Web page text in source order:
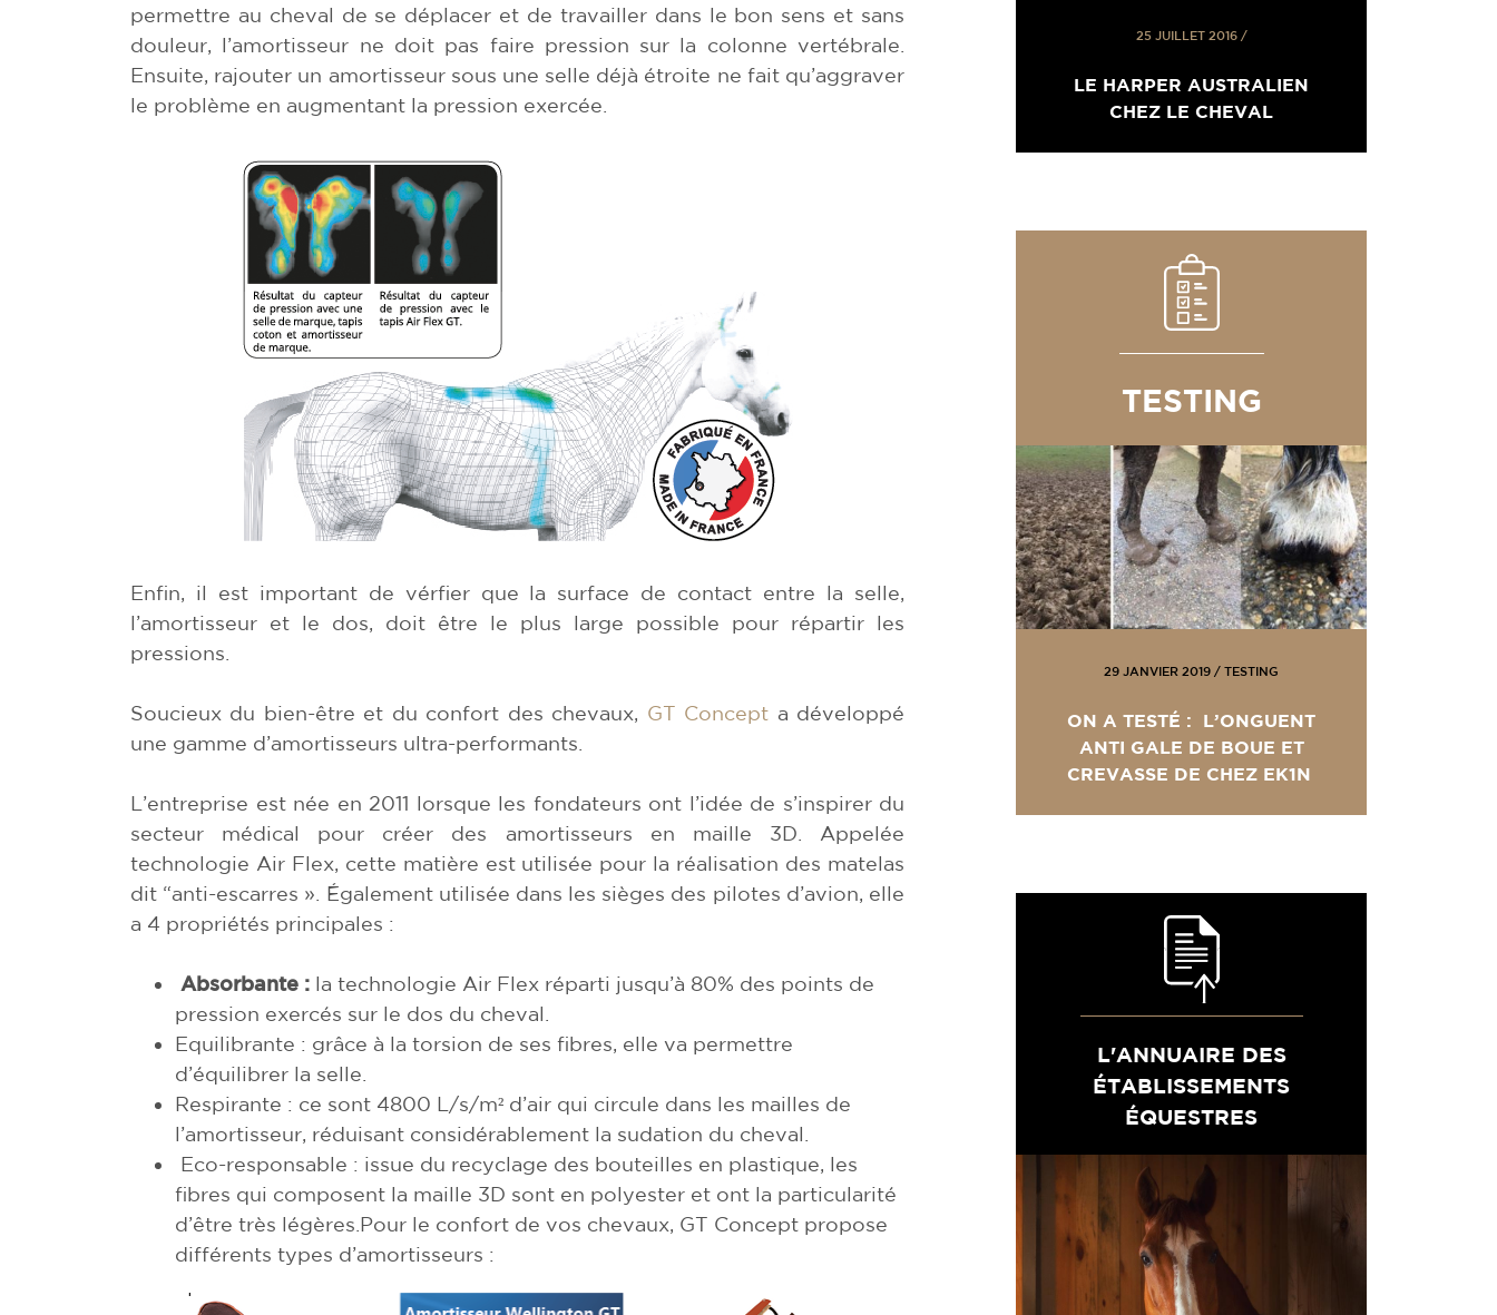
permettre au cheval de se déplacer et de travailler dans le bon sens et sans
douleur, l’amortisseur ne doit pas faire pression sur la colonne vertébrale.
Ensuite, rajouter un amortisseur sous une selle déjà étroite ne fait qu’aggraver
le problème en augmentant la pression exercée.
Enfin, il est important de vérfier que la surface de contact entre la selle,
l’amortisseur et le dos, doit être le plus large possible pour répartir les
pressions.
Soucieux du bien-être et du confort des chevaux, GT Concept a développé
une gamme d’amortisseurs ultra-performants.
L’entreprise est née en 2011 lorsque les fondateurs ont l’idée de s’inspirer du
secteur médical pour créer des amortisseurs en maille 3D. Appelée
technologie Air Flex, cette matière est utilisée pour la réalisation des matelas
dit “anti-escarres ». Également utilisée dans les sièges des pilotes d’avion, elle
a 4 propriétés principales :
Absorbante : la technologie Air Flex réparti jusqu’à 80% des points de
pression exercés sur le dos du cheval.
Equilibrante : grâce à la torsion de ses fibres, elle va permettre
d’équilibrer la selle.
Respirante : ce sont 4800 L/s/m² d’air qui circule dans les mailles de
l’amortisseur, réduisant considérablement la sudation du cheval.
Eco-responsable : issue du recyclage des bouteilles en plastique, les
fibres qui composent la maille 3D sont en polyester et ont la particularité
d’être très légères.Pour le confort de vos chevaux, GT Concept propose
différents types d’amortisseurs :
25 JUILLET 2016/
LE HARPER AUSTRALIEN
CHEZ LE CHEVAL
TESTING
29 JANVIER 2019 / TESTING
ON A TESTÉ : L’ONGUENT
ANTI GALE DE BOUE ET
CREVASSE DE CHEZ EK1N
L'ANNUAIRE DES
ÉTABLISSEMENTS
ÉQUESTRES